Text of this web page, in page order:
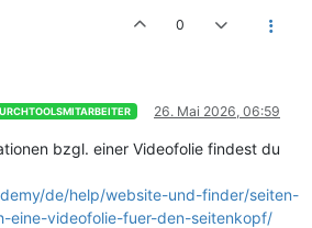
0
26. Mai 2026, 06:59
bzgl. einer Videofolie findest du
de/help/website-und-finder/seiten-
eine-videofolie-fuer-den-seitenkopf/